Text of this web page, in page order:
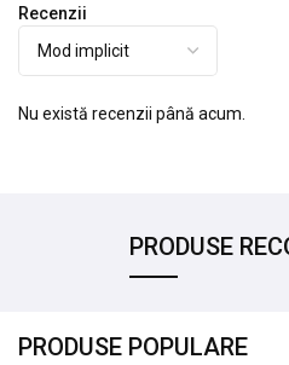
Recenzii
Nu există recenzii până acum.
PRODUSE
PRODUSE POPULARE